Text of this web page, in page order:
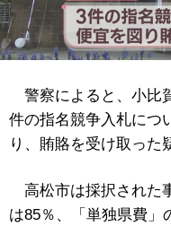
警察によると、小比
件の指名競争入札につ
り、賄賂を受け取った
高松市は採択された
は85％、「単独県費」